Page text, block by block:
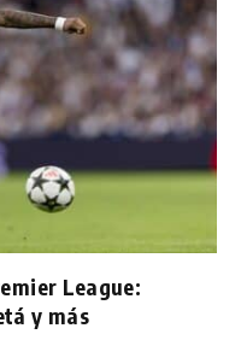
League:
y más